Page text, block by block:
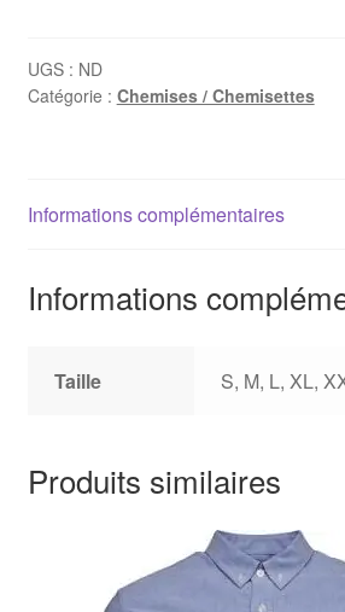
UGS : ND
Catégorie : Chemises / Chemisettes
Informations complémentaires
Informations
Taille S, M, L, XL,
Produits similaires